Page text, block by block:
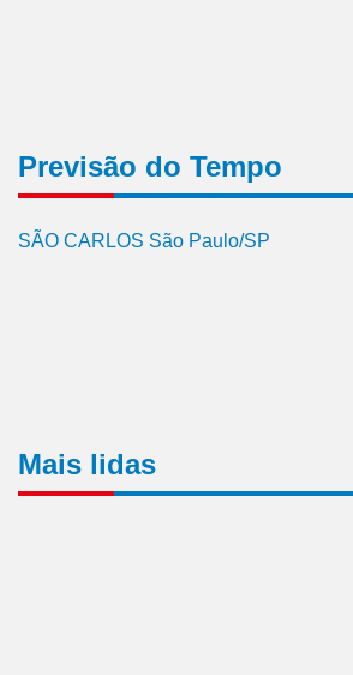
Previsão do Tempo
SÃO CARLOS São Paulo/SP
Mais lidas